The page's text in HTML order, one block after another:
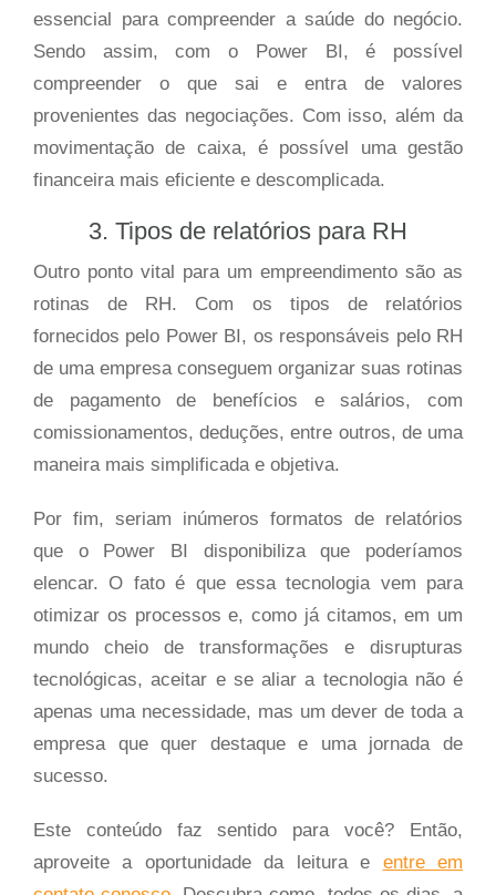
essencial para compreender a saúde do negócio.
Sendo assim, com o Power BI, é possível
compreender o que sai e entra de valores
provenientes das negociações. Com isso, além da
movimentação de caixa, é possível uma gestão
financeira mais eficiente e descomplicada.
3. Tipos de relatórios para RH
Outro ponto vital para um empreendimento são as
rotinas de RH. Com os tipos de relatórios
fornecidos pelo Power BI, os responsáveis pelo RH
de uma empresa conseguem organizar suas rotinas
de pagamento de benefícios e salários, com
comissionamentos, deduções, entre outros, de uma
maneira mais simplificada e objetiva.
Por fim, seriam inúmeros formatos de relatórios
que o Power BI disponibiliza que poderíamos
elencar. O fato é que essa tecnologia vem para
otimizar os processos e, como já citamos, em um
mundo cheio de transformações e disrupturas
tecnológicas, aceitar e se aliar a tecnologia não é
apenas uma necessidade, mas um dever de toda a
empresa que quer destaque e uma jornada de
sucesso.
Este conteúdo faz sentido para você? Então,
aproveite a oportunidade da leitura e entre em